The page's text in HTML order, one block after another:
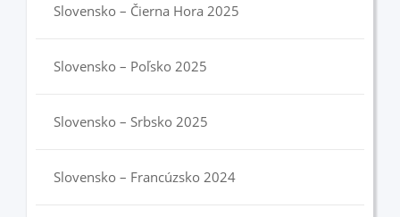
Slovensko – Čierna Hora 2025
Slovensko – Poľsko 2025
Slovensko – Srbsko 2025
Slovensko – Francúzsko 2024